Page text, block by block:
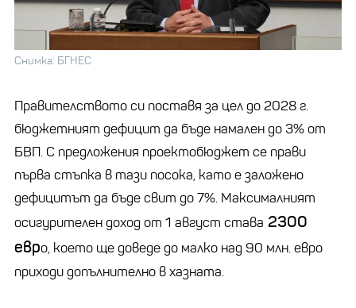
Снимка: БГНЕС
Правителството си поставя за цел до 2028 г.
бюджетният дефицит да бъде намален до 3% от
БВП. С предложения проектобюджет се прави
първа стъпка в тази посока, като е заложено
дефицитът да бъде свит до 7%. Максималният
осигурителен доход от 1 август става 2300
евро, което ще доведе до малко над 90 млн. евро
приходи допълнително в хазната.